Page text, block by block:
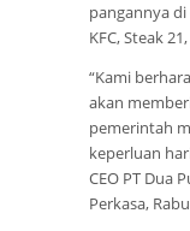
pangannya
KFC, Steak
“Kami
akan
pemerintah
keperluan
CEO PT Dua
Perkasa,